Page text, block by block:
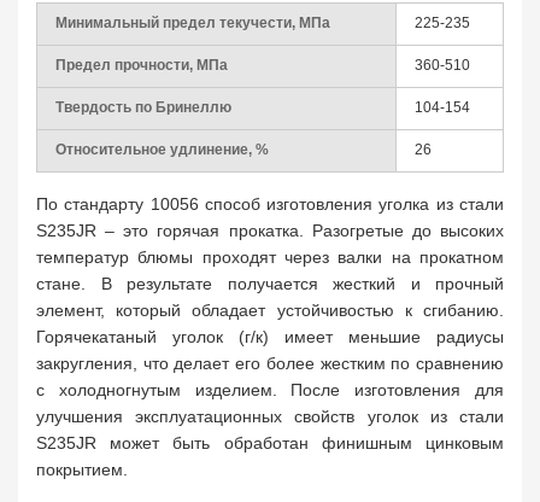
Минимальный предел текучести, МПа 225-235
Предел прочности, МПа 360-510
Твердость по Бринеллю 104-154
Относительное удлинение, % 26
По стандарту 10056 способ изготовления уголка из стали
S235JR – это горячая прокатка. Разогретые до высоких
температур блюмы проходят через валки на прокатном
стане. В результате получается жесткий и прочный
элемент, который обладает устойчивостью к сгибанию.
Горячекатаный уголок (г/к) имеет меньшие радиусы
закругления, что делает его более жестким по сравнению
с холодногнутым изделием. После изготовления для
улучшения эксплуатационных свойств уголок из стали
S235JR может быть обработан финишным цинковым
покрытием.